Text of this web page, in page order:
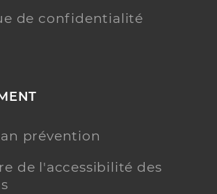
de confidentialité
prévention
de l'accessibilité des